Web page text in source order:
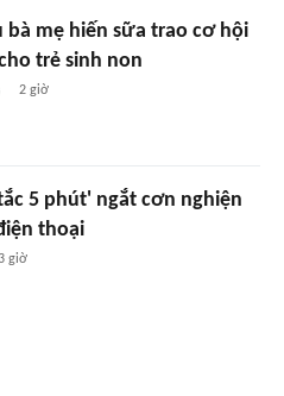
bà mẹ hiến sữa trao cơ hội
trẻ sinh non
2 giờ
5 phút' ngắt cơn nghiện
thoại
giờ